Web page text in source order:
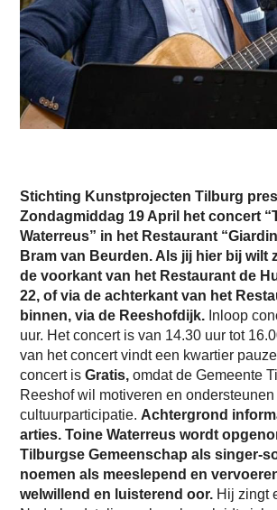
Stichting Kunstprojecten Tilburg
Zondagmiddag 19 April het concert
Waterreus” in het Restaurant
Bram van Beurden. Als jij hier bij wilt
de voorkant van het Restaurant de
22, of via de achterkant van het
binnen, via de Reeshofdijk. Inloop
uur. Het concert is van 14.30 uur tot
van het concert vindt een kwartier
concert isGratis,omdat de Gemeente
Reeshof wil motiveren en ondersteunen
cultuurparticipatie. Achtergrond
arties. Toine Waterreus wordt
Tilburgse Gemeenschap als singer-
noemen als meeslepend en
welwillend en luisterend oor. Hij zingt